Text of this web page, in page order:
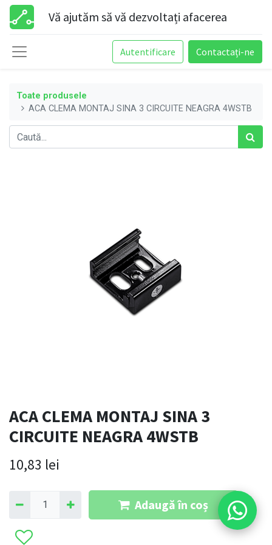
Vă ajutăm să vă dezvoltați afacerea
Autentificare Contactați-ne
Toate produsele
ACA CLEMA MONTAJ SINA 3 CIRCUITE NEAGRA 4WSTB
ACA CLEMA MONTAJ SINA 3
CIRCUITE NEAGRA 4WSTB
10,83 lei
Adaugă în coș